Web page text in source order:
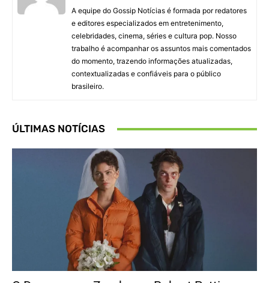
A equipe do Gossip Notícias é formada por redatores
e editores especializados em entretenimento,
celebridades, cinema, séries e cultura pop. Nosso
trabalho é acompanhar os assuntos mais comentados
do momento, trazendo informações atualizadas,
contextualizadas e confiáveis para o público
brasileiro.
ÚLTIMAS NOTÍCIAS